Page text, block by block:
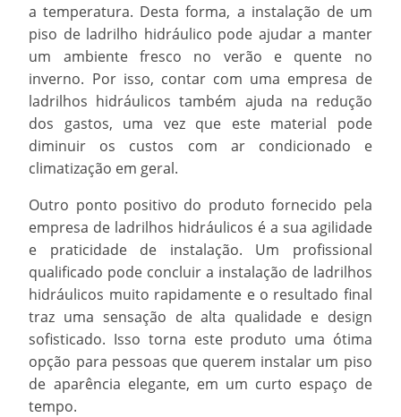
a temperatura. Desta forma, a instalação de um
piso de ladrilho hidráulico pode ajudar a manter
um ambiente fresco no verão e quente no
inverno. Por isso, contar com uma empresa de
ladrilhos hidráulicos também ajuda na redução
dos gastos, uma vez que este material pode
diminuir os custos com ar condicionado e
climatização em geral.
Outro ponto positivo do produto fornecido pela
empresa de ladrilhos hidráulicos é a sua agilidade
e praticidade de instalação. Um profissional
qualificado pode concluir a instalação de ladrilhos
hidráulicos muito rapidamente e o resultado final
traz uma sensação de alta qualidade e design
sofisticado. Isso torna este produto uma ótima
opção para pessoas que querem instalar um piso
de aparência elegante, em um curto espaço de
tempo.